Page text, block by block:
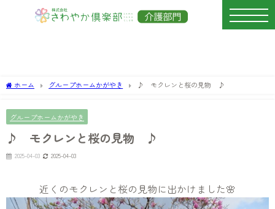
ホーム グループホームかがやき ♪ モクレンと桜の見物 ♪
グループホームかがやき
♪ モクレンと桜の見物 ♪
2025-04-03 2025-04-03
近くのモクレンと桜の見物に出かけました🌸